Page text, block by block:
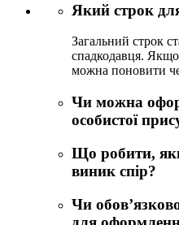
Який строк
Загальний строк
спадкодавця.
можна поновити
Чи можна
особистої
Що робити,
виник спір?
Чи